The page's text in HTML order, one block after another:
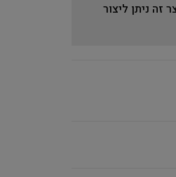
זה ניתן ליצור